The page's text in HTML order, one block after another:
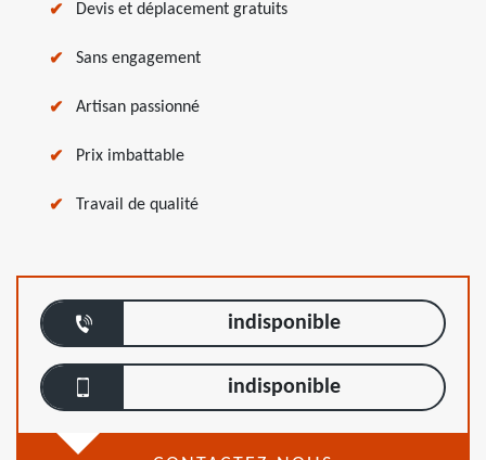
Devis et déplacement gratuits
Sans engagement
Artisan passionné
Prix imbattable
Travail de qualité
indisponible
indisponible